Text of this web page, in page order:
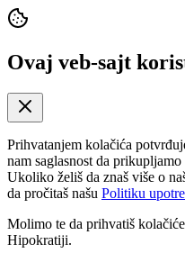
Ovaj veb-sajt
Prihvatanjem kolačića
nam saglasnost da
Ukoliko želiš da znaš više o
da pročitaš našu Politiku
Molimo te da prihvatiš
Hipokratiji.